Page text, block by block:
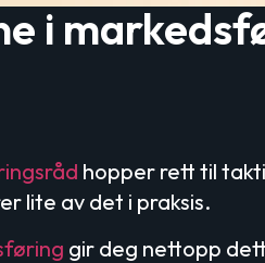
i
hopper rett til
lite av det i praksis.
gir deg nettopp